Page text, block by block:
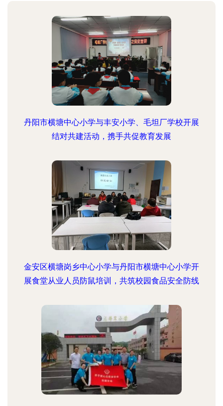
丹阳市横塘中心小学与丰安小学、毛坦厂学校开展
结对共建活动，携手共促教育发展
金安区横塘岗乡中心小学与丹阳市横塘中心小学开
展食堂从业人员防鼠培训，共筑校园食品安全防线